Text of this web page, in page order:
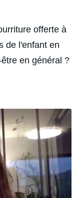
offerte à
de l'enfant en
en général ?